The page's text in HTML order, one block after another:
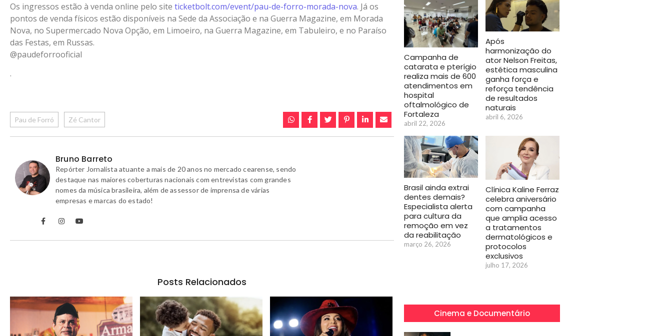
Os ingressos estão à venda online pelo site ticketbolt.com/event/pau-de-forro-morada-nova. Já os
pontos de venda físicos estão disponíveis na Sede da Associação e na Guerra Magazine, em Morada
Nova, no Supermercado Nova Opção, em Limoeiro, na Guerra Magazine, em Tabuleiro, e no Paraíso
das Festas, em Russas.
@paudeforrooficial
.
Pau de Forró Zé Cantor
Bruno Barreto
Repórter Jornalista atuante a mais de 20 anos no mercado cearense, sendo
destaque nas maiores coberturas nacionais com entrevistas com grandes
nomes da música brasileira, além de assessor de imprensa de várias
empresas e marcas do estado!
Posts Relacionados
Campanha de
catarata e pterígio
realiza mais de 600
atendimentos em
hospital
oftalmológico de
Fortaleza
abril 22, 2026
Após
harmonização do
ator Nelson Freitas,
estética masculina
ganha força e
reforça tendência
de resultados
naturais
abril 6, 2026
Brasil ainda extrai
dentes demais?
Especialista alerta
para cultura da
remoção em vez
da reabilitação
março 26, 2026
Clínica Kaline Ferraz
celebra aniversário
com campanha
que amplia acesso
a tratamentos
dermatológicos e
protocolos
exclusivos
julho 17, 2026
Cinema e Documentário